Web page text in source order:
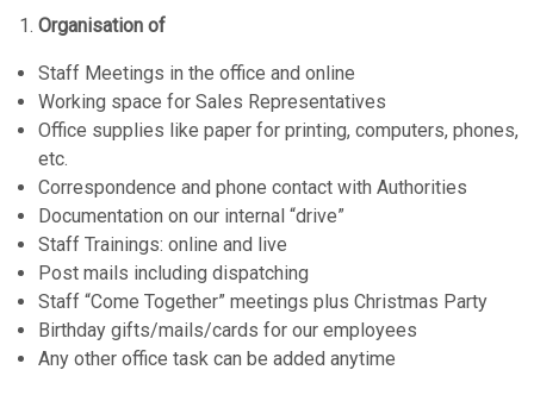
Organisation of
Staff Meetings in the office and online
Working space for Sales Representatives
Office supplies like paper for printing, computers, phones,
etc.
Correspondence and phone contact with Authorities
Documentation on our internal “drive”
Staff Trainings: online and live
Post mails including dispatching
Staff “Come Together” meetings plus Christmas Party
Birthday gifts/mails/cards for our employees
Any other office task can be added anytime